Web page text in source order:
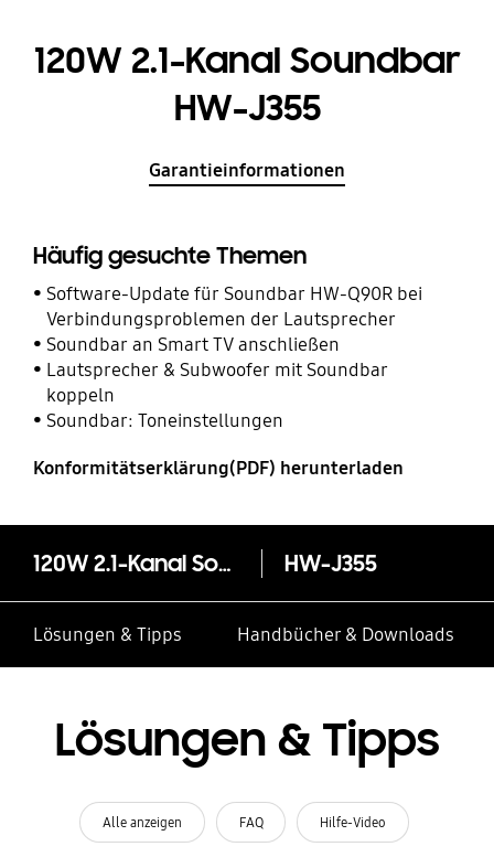
120W 2.1-Kanal Soundbar
HW-J355
Garantieinformationen
Häufig gesuchte Themen
Software-Update für Soundbar HW-Q90R bei
Verbindungsproblemen der Lautsprecher
Soundbar an Smart TV anschließen
Lautsprecher & Subwoofer mit Soundbar
koppeln
Soundbar: Toneinstellungen
Konformitätserklärung(PDF) herunterladen
120W 2.1-Kanal Soundbar HW-J355 HW-J355
Lösungen & Tipps Handbücher & Downloads
Lösungen & Tipps
Alle anzeigen FAQ Hilfe-Video